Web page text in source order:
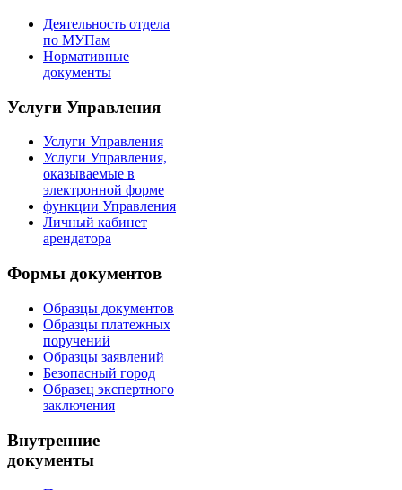
Деятельность отдела
по МУПам
Нормативные
документы
Услуги Управления
Услуги Управления
Услуги Управления,
оказываемые в
электронной форме
функции Управления
Личный кабинет
арендатора
Формы документов
Образцы документов
Образцы платежных
поручений
Образцы заявлений
Безопасный город
Образец экспертного
заключения
Внутренние
документы